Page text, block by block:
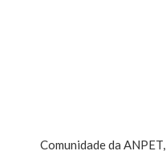
Comunidade da ANPET,